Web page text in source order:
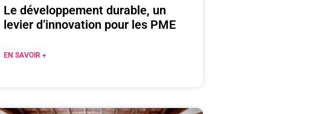
Le développement durable, un
levier d’innovation pour les PME
EN SAVOIR +